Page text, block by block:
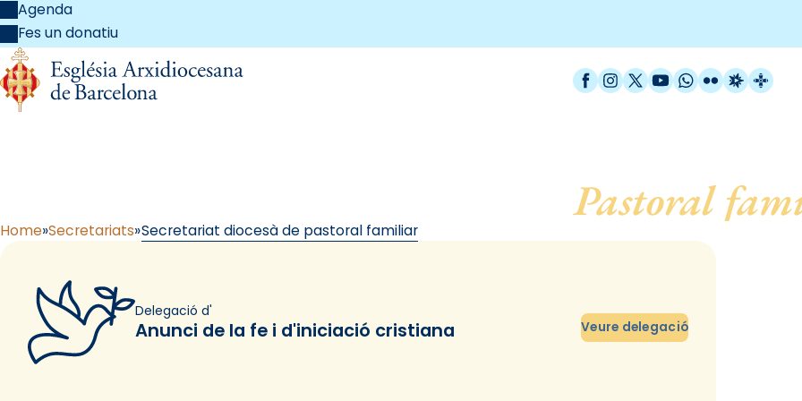
Agenda
Fes un donatiu
Facebook
Instagram
X / Twitter
YouTube
WhatsApp
FlickrRadio
Secretariat diocesà dePastoral
Home Secretariats Secretariat diocesà de pastoral familiar
Delegació d'
Anunci de la fe i d'iniciació cristiana Veure delegació